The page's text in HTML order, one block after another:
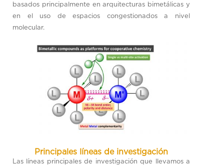
basados principalmente en arquitecturas bimetálicas y
en el uso de espacios congestionados a nivel
molecular.
Principales líneas de investigación
Las líneas principales de investigación que llevamos a